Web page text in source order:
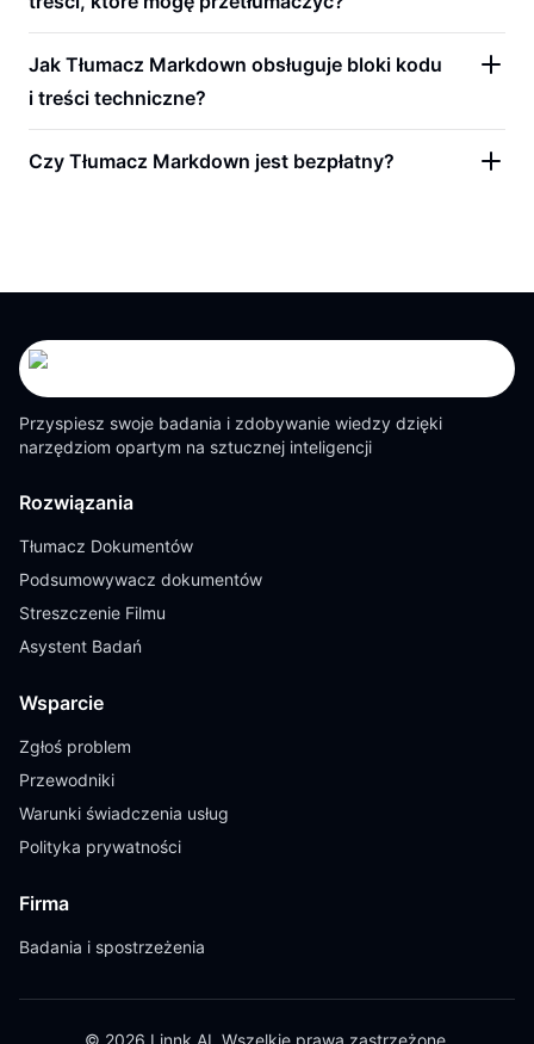
Jak Tłumacz Markdown obsługuje bloki kodu
i treści techniczne?
Czy Tłumacz Markdown jest bezpłatny?
Przyspiesz swoje badania i zdobywanie wiedzy dzięki
narzędziom opartym na sztucznej inteligencji
Rozwiązania
Tłumacz Dokumentów
Podsumowywacz dokumentów
Streszczenie Filmu
Asystent Badań
Wsparcie
Zgłoś problem
Przewodniki
Warunki świadczenia usług
Polityka prywatności
Firma
Badania i spostrzeżenia
© 2026 Linnk AI. Wszelkie prawa zastrzeżone.